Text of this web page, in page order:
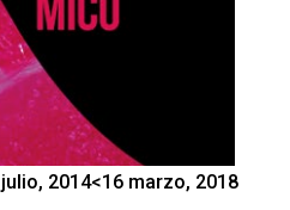
2014<16 marzo, 2018